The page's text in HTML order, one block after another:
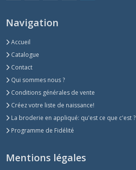
Navigation
Accueil
Catalogue
Contact
Qui sommes nous ?
Conditions générales de vente
Créez votre liste de naissance!
La broderie en appliqué: qu'est ce que c'est ?
Programme de Fidélité
Mentions légales